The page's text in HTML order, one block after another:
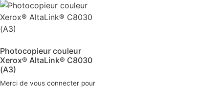
Photocopieur couleur
Xerox® AltaLink® C8030
(A3)
Merci de vous connecter pour